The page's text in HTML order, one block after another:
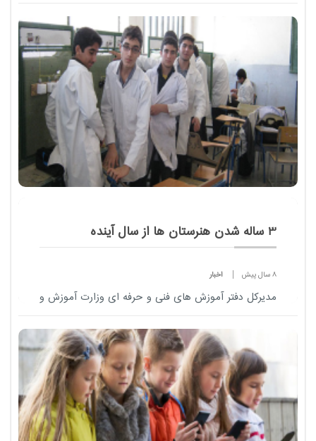
3 ساله شدن هنرستان ها از سال آینده
8 سال پیش اخبار
مدیرکل دفتر آموزش های فنی و حرفه ای وزارت آموزش و
ثبت نام در شاخه فنی و حرفه ای از نیاز به 16 هزار و 600
هنرآموز و 20 هزار استادکار برای سال ...